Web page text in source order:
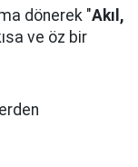
dönerek "Akıl,
ve öz bir